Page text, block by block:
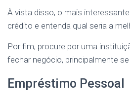
À vista disso, o mais
crédito e entenda qual seria a
Por fim, procure por uma
fechar negócio, principalmente
Empréstimo Pessoal